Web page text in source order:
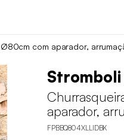
com aparador,
Stromboli
aparador,
FPBBQ804XLLIDBK